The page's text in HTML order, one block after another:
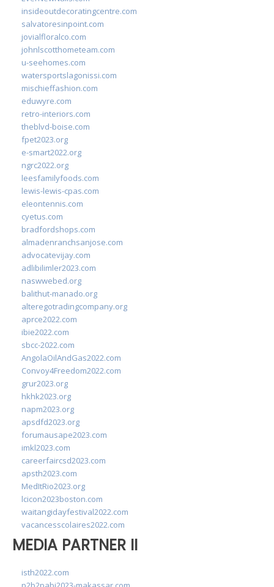
insideoutdecoratingcentre.com
salvatoresinpoint.com
jovialfloralco.com
johnlscotthometeam.com
u-seehomes.com
watersportslagonissi.com
mischieffashion.com
eduwyre.com
retro-interiors.com
theblvd-boise.com
fpet2023.org
e-smart2022.org
ngrc2022.org
leesfamilyfoods.com
lewis-lewis-cpas.com
eleontennis.com
cyetus.com
bradfordshops.com
almadenranchsanjose.com
advocatevijay.com
adlibilimler2023.com
naswwebed.org
balithut-manado.org
alteregotradingcompany.org
aprce2022.com
ibie2022.com
sbcc-2022.com
AngolaOilAndGas2022.com
Convoy4Freedom2022.com
grur2023.org
hkhk2023.org
napm2023.org
apsdfd2023.org
forumausape2023.com
imkl2023.com
careerfaircsd2023.com
apsth2023.com
MedItRio2023.org
lcicon2023boston.com
waitangidayfestival2022.com
vacancesscolaires2022.com
MEDIA PARTNER II
isth2022.com